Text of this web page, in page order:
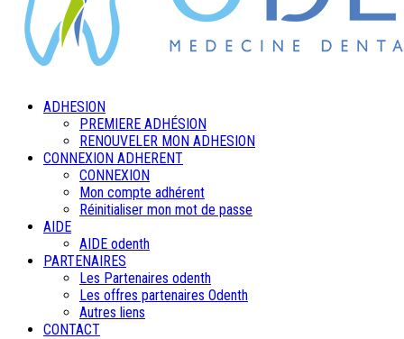
ADHESION
PREMIERE ADHÉSION
RENOUVELER MON ADHESION
CONNEXION ADHERENT
CONNEXION
Mon compte adhérent
Réinitialiser mon mot de passe
AIDE
AIDE odenth
PARTENAIRES
Les Partenaires odenth
Les offres partenaires Odenth
Autres liens
CONTACT